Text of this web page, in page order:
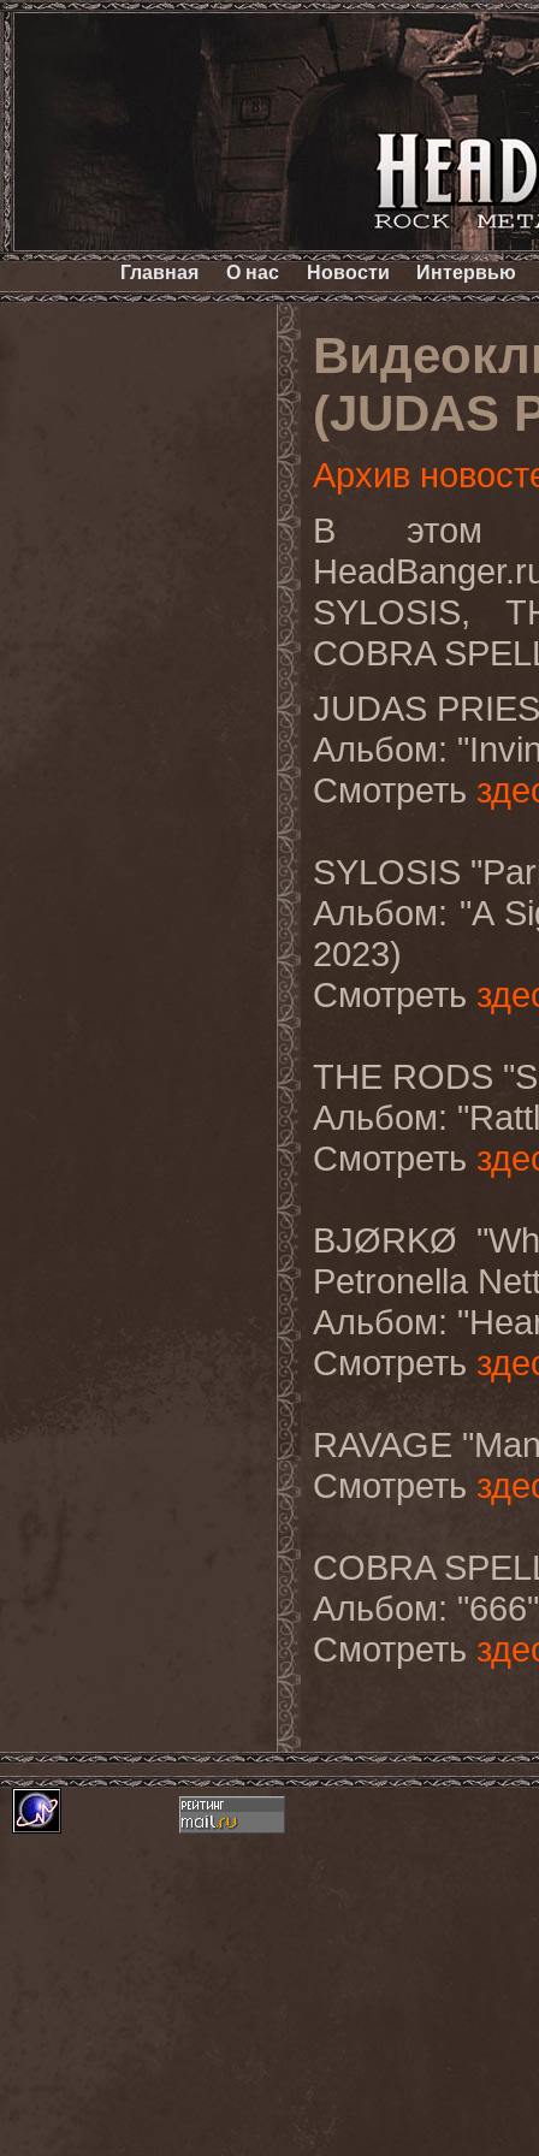
Главная О нас Новости Интервью
(JUDAS
Архив
В этом
SYLOSIS,
COBRA
JUDAS
Альбом:
Смотреть
SYLOSIS
Альбом: "A
2023)
Смотреть
THE RODS
Альбом:
Смотреть
BJØRKØ
Petronella
Альбом:
Смотреть
RAVAGE
Смотреть
COBRA
Альбом:
Смотреть